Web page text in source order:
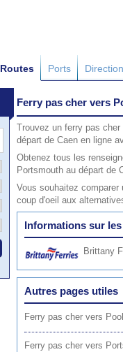
Routes Ports
Ferry pas cher vers
Trouvez un ferry pas
départ de Caen en ligne
Obtenez tous les
Portsmouth au départ de
Vous souhaitez
coup d'oeil aux
Informations sur
Brittany
Autres pages utiles
Ferry pas cher vers
Ferry pas cher vers